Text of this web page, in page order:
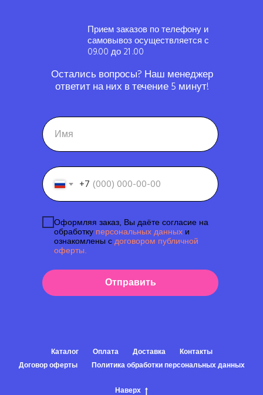
+7
Оформляя заказ, Вы даёте согласие на
обработку персональных данных и
ознакомлены с договором публичной
оферты.
Отправить
Прием заказов по телефону и
самовывоз осуществляется с
09.00 до 21 .00
Остались вопросы? Наш менеджер
ответит на них в течение 5 минут!
Каталог Оплата Доставка
Контакты
Договор оферты
Политика обработки персональных данных
Наверх